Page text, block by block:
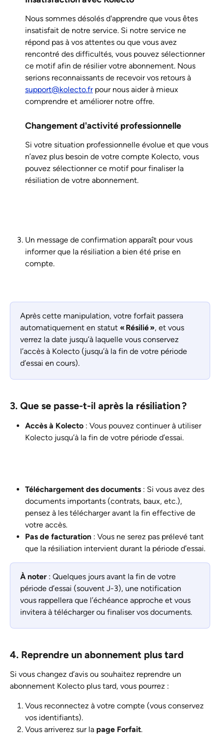
Nous sommes désolés d'apprendre que vous êtes
insatisfait de notre service. Si notre service ne
répond pas à vos attentes ou que vous avez
rencontré des difficultés, vous pouvez sélectionner
ce motif afin de résilier votre abonnement. Nous
serions reconnaissants de recevoir vos retours à
support@kolecto.fr pour nous aider à mieux
comprendre et améliorer notre offre.
Changement d'activité professionnelle
Si votre situation professionnelle évolue et que vous
n’avez plus besoin de votre compte Kolecto, vous
pouvez sélectionner ce motif pour finaliser la
résiliation de votre abonnement.
Un message de confirmation apparaît pour vous
informer que la résiliation a bien été prise en
compte.
Après cette manipulation, votre forfait passera
automatiquement en statut « Résilié », et vous
verrez la date jusqu’à laquelle vous conservez
l’accès à Kolecto (jusqu’à la fin de votre période
d’essai en cours).
3. Que se passe-t-il après la résiliation ?
Accès à Kolecto : Vous pouvez continuer à utiliser
Kolecto jusqu’à la fin de votre période d’essai.
Téléchargement des documents : Si vous avez des
documents importants (contrats, baux, etc.),
pensez à les télécharger avant la fin effective de
votre accès.
Pas de facturation : Vous ne serez pas prélevé tant
que la résiliation intervient durant la période d’essai.
À noter : Quelques jours avant la fin de votre
période d’essai (souvent J-3), une notification
vous rappellera que l’échéance approche et vous
invitera à télécharger ou finaliser vos documents.
4. Reprendre un abonnement plus tard
Si vous changez d’avis ou souhaitez reprendre un
abonnement Kolecto plus tard, vous pourrez :
Vous reconnectez à votre compte (vous conservez
vos identifiants).
Vous arriverez sur la page Forfait.